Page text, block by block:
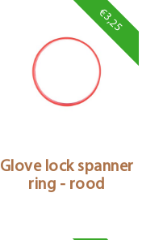
€3,25
Glove lock spanner
ring - rood